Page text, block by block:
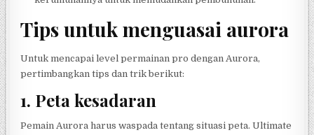
Tips untuk menguasai aurora
Untuk mencapai level permainan pro dengan Aurora,
pertimbangkan tips dan trik berikut:
1. Peta kesadaran
Pemain Aurora harus waspada tentang situasi peta. Ultimate